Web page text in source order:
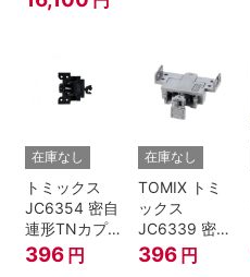
6両セット N
在庫なし
トミックス
JC6354 密自
連形TNカプラ
ーSP・黒(キ
ハ52-100用)
396 円
在庫なし
TOMIX トミ
ックス
JC6339 密連
形TNカプラー
(SP・グレ
396 円